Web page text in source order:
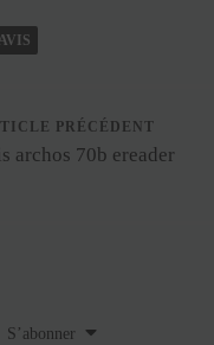
AVIS
PRÉCÉDENT
archos 70b ereader
S’abonner